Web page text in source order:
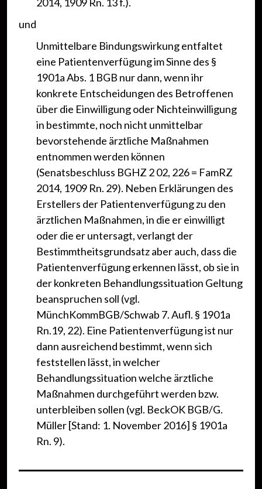
2014, 1909 Rn. 13 f.).
und
Unmittelbare Bindungswirkung entfaltet
eine Patientenverfügung im Sinne des §
1901a Abs. 1 BGB nur dann, wenn ihr
konkrete Entscheidungen des Betroffenen
über die Einwilligung oder Nichteinwilligung
in bestimmte, noch nicht unmittelbar
bevorstehende ärztliche Maßnahmen
entnommen werden können
(Senatsbeschluss BGHZ 2 02, 226 = FamRZ
2014, 1909 Rn. 29). Neben Erklärungen des
Erstellers der Patientenverfügung zu den
ärztlichen Maßnahmen, in die er einwilligt
oder die er untersagt, verlangt der
Bestimmtheitsgrundsatz aber auch, dass die
Patientenverfügung erkennen lässt, ob sie in
der konkreten Behandlungssituation Geltung
beanspruchen soll (vgl.
MünchKommBGB/Schwab 7. Aufl. § 1901a
Rn.19, 22). Eine Patientenverfügung ist nur
dann ausreichend bestimmt, wenn sich
feststellen lässt, in welcher
Behandlungssituation welche ärztliche
Maßnahmen durchgeführt werden bzw.
unterbleiben sollen (vgl. BeckOK BGB/G.
Müller [Stand: 1. November 2016] § 1901a
Rn. 9).